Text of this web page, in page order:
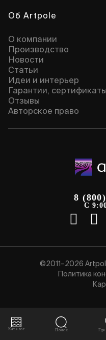
Каталог Поиск Где
Об Artpole
О компании
Производство
Новости
Статьи
Идеи и интерьер
Гарантии, сертификаты
Отзывы
Авторское право
8
С
©2011–2026
Политика